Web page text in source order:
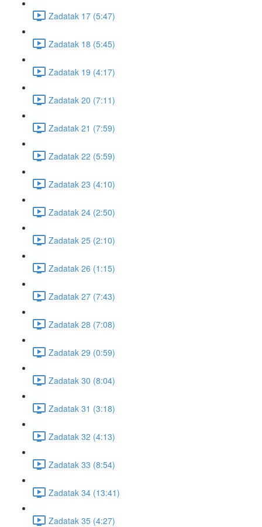
Zadatak 17 (5:47)
Zadatak 18 (5:45)
Zadatak 19 (4:17)
Zadatak 20 (7:11)
Zadatak 21 (7:59)
Zadatak 22 (5:59)
Zadatak 23 (4:10)
Zadatak 24 (2:50)
Zadatak 25 (2:10)
Zadatak 26 (1:15)
Zadatak 27 (7:43)
Zadatak 28 (7:08)
Zadatak 29 (0:59)
Zadatak 30 (8:04)
Zadatak 31 (3:18)
Zadatak 32 (4:13)
Zadatak 33 (8:54)
Zadatak 34 (13:41)
Zadatak 35 (4:27)